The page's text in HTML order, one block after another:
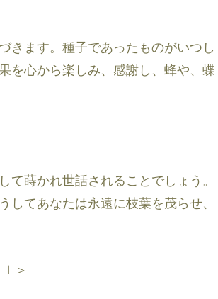
きます。種子であったものがいつし
を心から楽しみ、感謝し、蜂や、蝶
蒔かれ世話されることでしょう。
てあなたは永遠に枝葉を茂らせ、
＞